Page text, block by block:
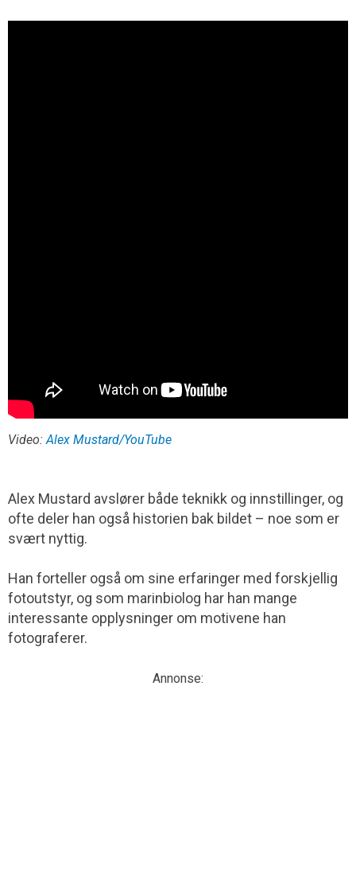
Video: Alex Mustard/YouTube
Alex Mustard avslører både teknikk og innstillinger, og
ofte deler han også historien bak bildet – noe som er
svært nyttig.
Han forteller også om sine erfaringer med forskjellig
fotoutstyr, og som marinbiolog har han mange
interessante opplysninger om motivene han
fotograferer.
Annonse: